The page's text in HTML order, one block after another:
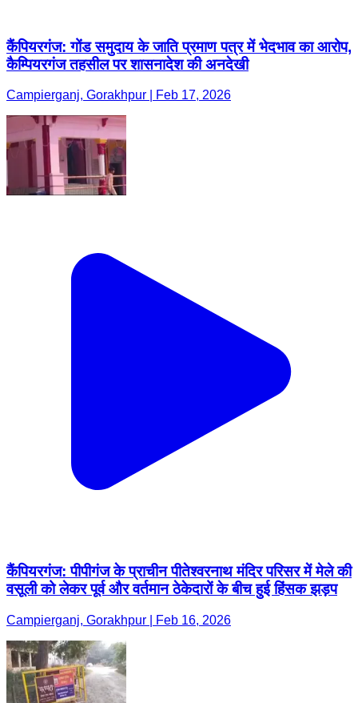
कैंपियरगंज: गोंड समुदाय के जाति प्रमाण पत्र में भेदभाव का आरोप,
कैम्पियरगंज तहसील पर शासनादेश की अनदेखी
Campierganj, Gorakhpur | Feb 17, 2026
कैंपियरगंज: पीपीगंज के प्राचीन पीतेश्वरनाथ मंदिर परिसर में मेले की
वसूली को लेकर पूर्व और वर्तमान ठेकेदारों के बीच हुई हिंसक झड़प
Campierganj, Gorakhpur | Feb 16, 2026